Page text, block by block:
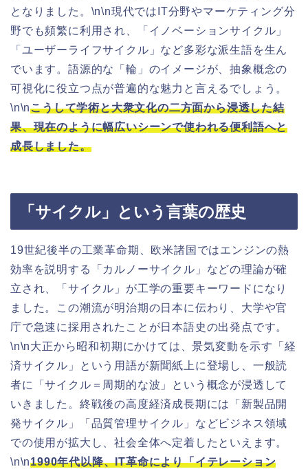
となりました。\n\n現代ではIT分野やマーケティング分
野でも頻繁に利用され、「イノベーションサイクル」
「ユーザーライフサイクル」など多彩な派生語を生ん
でいます。語源的な「輪」のイメージが、抽象概念の
可視化に役立つ点が普遍的な魅力と言えるでしょう。
\n\nこうして学術と大衆文化の二方面から浸透した結
果、現在のように幅広いシーンで使われる便利語へと
成長しました。
「サイクル」という言葉の歴史
19世紀後半の工業革命期、欧米諸国ではエンジンの熱
効率を説明する「カルノーサイクル」などの理論が確
立され、「サイクル」が工学の重要キーワードになり
ました。この潮流が明治期の日本に伝わり、大学や官
庁で急速に採用されたことが日本語史の出発点です。
\n\n大正から昭和初期にかけては、景気変動を示す「経
済サイクル」という用語が新聞紙上に登場し、一般読
者に「サイクル＝周期的な波」という概念が浸透して
いきました。終戦後の高度経済成長期には「新製品開
発サイクル」「品質管理サイクル」などビジネス領域
での使用が拡大し、社会全体へ定着したといえます。
\n\n1990年代以降、IT革命により「イテレーション